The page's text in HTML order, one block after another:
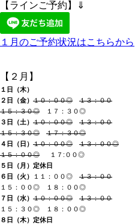
【ラインご予約】⇓
１月のご予約状況はこちらから
【２月】
１日（木）
２日（金） １０：００◎
１３：００
１５：３０◎ １７：３０◎
３日（土） １０：００◎
１３：００
１５：３０◎
１７：３０◎
４日（日） １０：００◎
１３：００◎
１５：００◎ １７:０ ０◎
５日（月） 定休日
６日（火）
１１：００◎
１３：００
１５：００◎ １ ８ ：００◎
７日（水） １０：００◎
１３：００
１５：３０◎ １８：００◎
８日（木） 定休日